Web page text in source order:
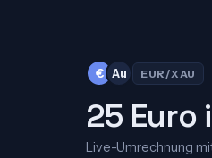
€ Au EUR/XAU
25 Euro
Live-Umrechnung